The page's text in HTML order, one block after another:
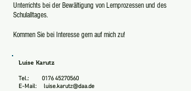
Unterrichts bei der Bewältigung von Lernprozessen und des
Schulalltages.
Kommen Sie bei Interesse gern auf mich zu!
Luise Karutz
Tel.: 0176 45270560
E-Mail: luise.karutz@daa.de